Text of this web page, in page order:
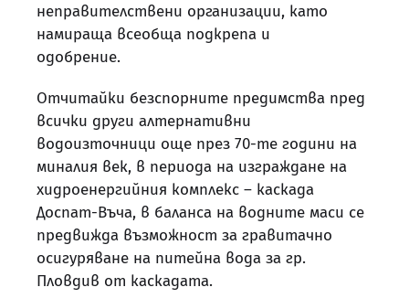
неправителствени организации, като
намираща всеобща подкрепа и
одобрение.
Отчитайки безспорните предимства пред
всички други алтернативни
водоизточници още през 70-те години на
миналия век, в периода на изграждане на
хидроенергийния комплекс – каскада
Доспат-Въча, в баланса на водните маси се
предвижда възможност за гравитачно
осигуряване на питейна вода за гр.
Пловдив от каскадата.